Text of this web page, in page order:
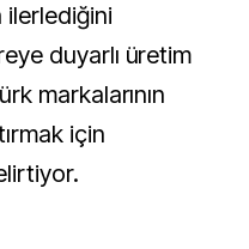
duyarlı üretim
markalarının
için